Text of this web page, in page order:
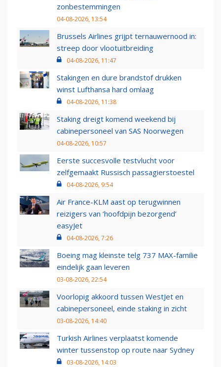
zonbestemmingen
04-08-2026, 13:54
Brussels Airlines grijpt ternauwernood in:
streep door vlootuitbreiding
04-08-2026, 11:47
Stakingen en dure brandstof drukken
winst Lufthansa hard omlaag
04-08-2026, 11:38
Staking dreigt komend weekend bij
cabinepersoneel van SAS Noorwegen
04-08-2026, 10:57
Eerste succesvolle testvlucht voor
zelfgemaakt Russisch passagierstoestel
04-08-2026, 9:54
Air France-KLM aast op terugwinnen
reizigers van ‘hoofdpijn bezorgend’
easyJet
04-08-2026, 7:26
Boeing mag kleinste telg 737 MAX-familie
eindelijk gaan leveren
03-08-2026, 22:54
Voorlopig akkoord tussen WestJet en
cabinepersoneel, einde staking in zicht
03-08-2026, 14:40
Turkish Airlines verplaatst komende
winter tussenstop op route naar Sydney
03-08-2026, 14:03